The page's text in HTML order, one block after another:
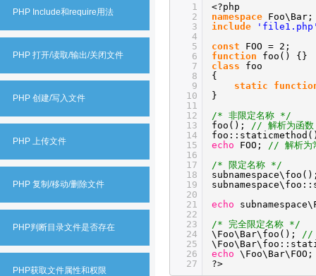
PHP Include和require用法
PHP 打开/读取/输出/关闭文件
PHP 创建/写入文件
PHP 上传文件
PHP 复制/移动/删除文件
PHP判断目录文件是否存在
PHP获取文件属性和权限
1
2
3
4
5
6
7
8
9
10
11
12
13
14
15
16
17
18
19
20
21
22
23
24
25
26
27
<?php
namespace Foo\Bar;
include
const
FOO = 2;
function
foo() {}
class
foo
{
static
}
/* 非限定名称 */
foo();
// 解析为函
echo
FOO;
// 解析为
/* 限定名称 */
echo
/* 完全限定名称 */
\Foo\Bar\foo();
//
echo
?>